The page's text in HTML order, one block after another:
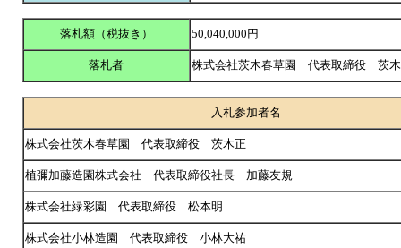
落札額（税抜き） 50,040,000円
落札者 株式会社茨木春草園 代表取締役 茨
入札参加者名
株式会社茨木春草園 代表取締役 茨木正
植彌加藤造園株式会社 代表取締役社長 加藤友規
株式会社緑彩園 代表取締役 松本明
株式会社小林造園 代表取締役 小林大祐